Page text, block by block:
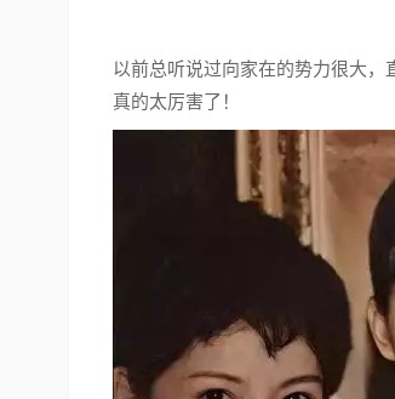
以前总听说过向家在的势力很大，
真的太厉害了！